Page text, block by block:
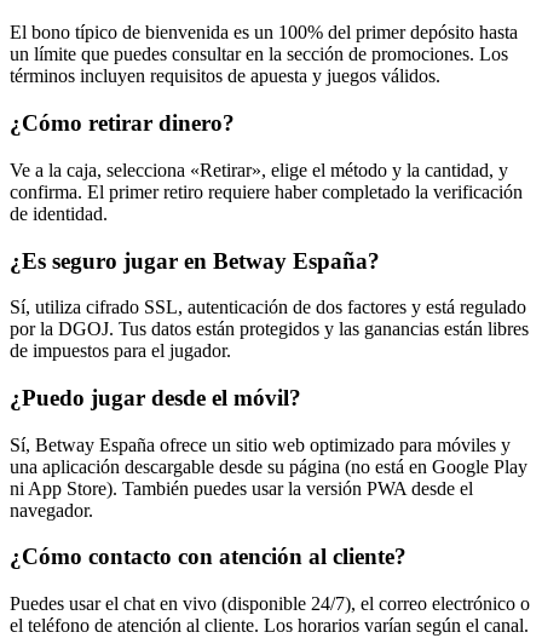
El bono típico de bienvenida es un 100% del primer depósito hasta
un límite que puedes consultar en la sección de promociones. Los
términos incluyen requisitos de apuesta y juegos válidos.
¿Cómo retirar dinero?
Ve a la caja, selecciona «Retirar», elige el método y la cantidad, y
confirma. El primer retiro requiere haber completado la verificación
de identidad.
¿Es seguro jugar en Betway España?
Sí, utiliza cifrado SSL, autenticación de dos factores y está regulado
por la DGOJ. Tus datos están protegidos y las ganancias están libres
de impuestos para el jugador.
¿Puedo jugar desde el móvil?
Sí, Betway España ofrece un sitio web optimizado para móviles y
una aplicación descargable desde su página (no está en Google Play
ni App Store). También puedes usar la versión PWA desde el
navegador.
¿Cómo contacto con atención al cliente?
Puedes usar el chat en vivo (disponible 24/7), el correo electrónico o
el teléfono de atención al cliente. Los horarios varían según el canal.